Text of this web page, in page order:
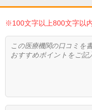
※100文字以上800文字以